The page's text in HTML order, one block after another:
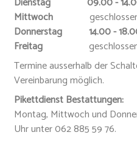
Mittwoch
Donnerstag 14.00 -
Freitag
Termine ausserhalb der
Vereinbarung möglich.
Pikettdienst Bestattungen:
Montag, Mittwoch und
Uhr unter 062 885 59 76.